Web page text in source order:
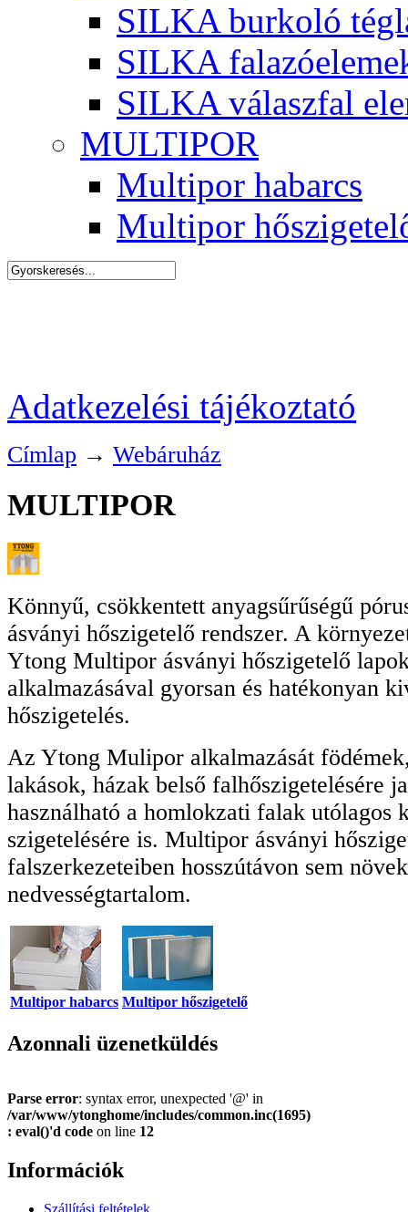
SILKA burkoló
SILKA
SILKA válaszfal
MULTIPOR
Multipor habarcs
Multipor
Adatkezelési tájékoztató
Címlap → Webáruház
MULTIPOR
Könnyű, csökkentett anyagsűrűségű
ásványi hőszigetelő rendszer. A
Ytong Multipor ásványi hőszigetelő
alkalmazásával gyorsan és hatékonyan
hőszigetelés.
Az Ytong Mulipor alkalmazását
lakások, házak belső falhőszigetelésére
használható a homlokzati falak utólagos
szigetelésére is. Multipor ásványi
falszerkezeteiben hosszútávon sem
nedvességtartalom.
Multipor habarcs Multipor hőszigetelő
Azonnali üzenetküldés
Parse error: syntax error, unexpected '@' in
/var/www/ytonghome/includes/common.inc(1695)
: eval()'d code on line 12
Információk
Szállítási feltételek